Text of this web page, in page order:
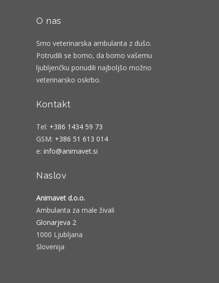
O nas
Smo veterinarska ambulanta z dušo.
Potrudili se bomo, da bomo vašemu
ljubljenčku ponudili najboljšo možno
veterinarsko oskrbo.
Kontakt
Tel: +386 1434 59 73
GSM: +386 51 613 014
e: info@animavet.si
Naslov
Animavet d.o.o.
Ambulanta za male živali
Glonarjeva 2
1000 Ljubljana
Slovenija